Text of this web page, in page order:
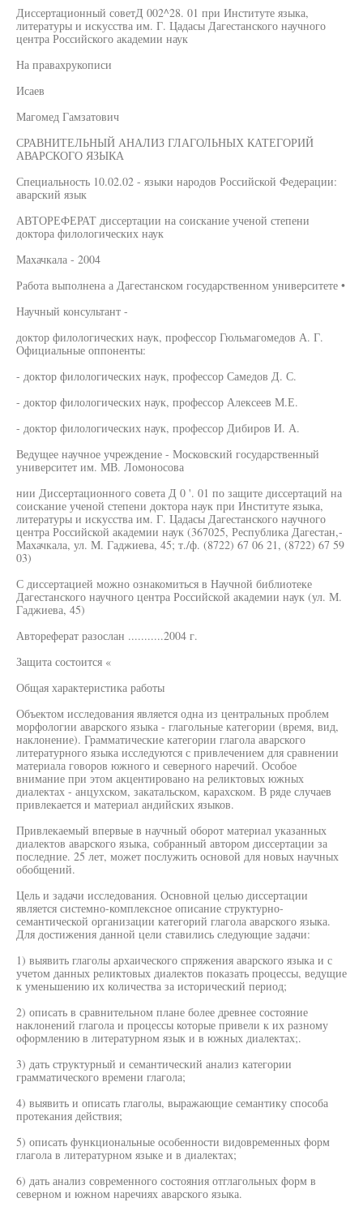
Диссертационный советД 002^28. 01 при Институте языка,
литературы и искусства им. Г. Цадасы Дагестанского научного
центра Российского академии наук
На правахрукописи
Исаев
Магомед Гамзатович
СРАВНИТЕЛЬНЫЙ АНАЛИЗ ГЛАГОЛЬНЫХ КАТЕГОРИЙ
АВАРСКОГО ЯЗЫКА
Специальность 10.02.02 - языки народов Российской Федерации:
аварский язык
АВТОРЕФЕРАТ диссертации на соискание ученой степени
доктора филологических наук
Махачкала - 2004
Работа выполнена а Дагестанском государственном университете •
Научный консультант -
доктор филологических наук, профессор Гюльмагомедов А. Г.
Официальные оппоненты:
- доктор филологических наук, профессор Самедов Д. С.
- доктор филологических наук, профессор Алексеев М.Е.
- доктор филологических наук, профессор Дибиров И. А.
Ведущее научное учреждение - Московский государственный
университет им. МВ. Ломоносова
нии Диссертационного совета Д 0 '. 01 по защите диссертаций на
соискание ученой степени доктора наук при Институте языка,
литературы и искусства им. Г. Цадасы Дагестанского научного
центра Российской академии наук (367025, Республика Дагестан,-
Махачкала, ул. М. Гаджиева, 45; т./ф. (8722) 67 06 21, (8722) 67 59
03)
С диссертацией можно ознакомиться в Научной библиотеке
Дагестанского научного центра Российской академии наук (ул. М.
Гаджиева, 45)
Автореферат разослан ...........2004 г.
Защита состоится «
Общая характеристика работы
Объектом исследования является одна из центральных проблем
морфологии аварского языка - глагольные категории (время, вид,
наклонение). Грамматические категории глагола аварского
литературного языка исследуются с привлечением для сравнении
материала говоров южного и северного наречий. Особое
внимание при этом акцентировано на реликтовых южных
диалектах - анцухском, закатальском, карахском. В ряде случаев
привлекается и материал андийских языков.
Привлекаемый впервые в научный оборот материал указанных
диалектов аварского языка, собранный автором диссертации за
последние. 25 лет, может послужить основой для новых научных
обобщений.
Цель и задачи исследования. Основной целью диссертации
является системно-комплексное описание структурно-
семантической организации категорий глагола аварского языка.
Для достижения данной цели ставились следующие задачи:
1) выявить глаголы архаического спряжения аварского языка и с
учетом данных реликтовых диалектов показать процессы, ведущие
к уменьшению их количества за исторический период;
2) описать в сравнительном плане более древнее состояние
наклонений глагола и процессы которые привели к их разному
оформлению в литературном язык и в южных диалектах;.
3) дать структурный и семантический анализ категории
грамматического времени глагола;
4) выявить и описать глаголы, выражающие семантику способа
протекания действия;
5) описать функциональные особенности видовременных форм
глагола в литературном языке и в диалектах;
6) дать анализ современного состояния отглагольных форм в
северном и южном наречиях аварского языка.